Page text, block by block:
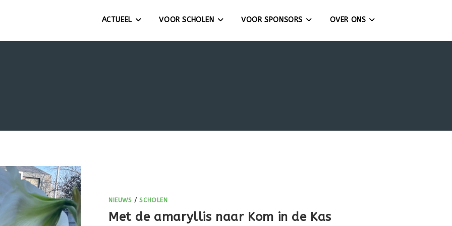
ACTUEEL VOOR SCHOLEN VOOR SPONSORS OVER ONS
NIEUWS /SCHOLEN
Met de amaryllis naar Kom in de Kas